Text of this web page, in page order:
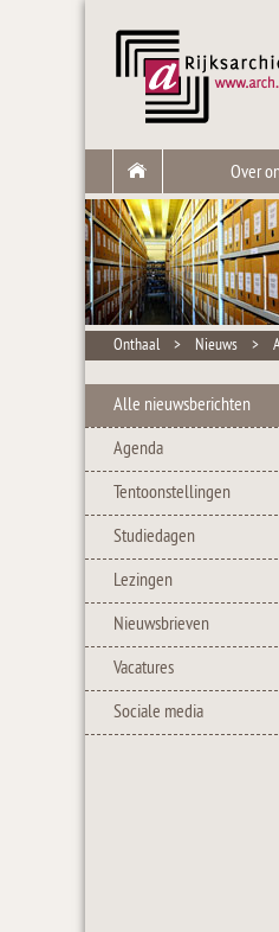
Over
Onthaal > Nieuws >
Alle nieuwsberichten
Agenda
Tentoonstellingen
Studiedagen
Lezingen
Nieuwsbrieven
Vacatures
Sociale media